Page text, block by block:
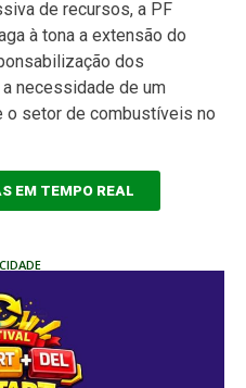
de recursos, a PF
à tona a extensão do
dos
necessidade de um
setor de combustíveis no
EM TEMPO REAL